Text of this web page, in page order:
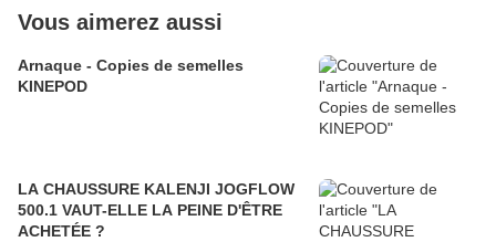
Vous aimerez aussi
Arnaque - Copies de semelles
KINEPOD
LA CHAUSSURE KALENJI JOGFLOW
500.1 VAUT-ELLE LA PEINE D'ÊTRE
ACHETÉE ?